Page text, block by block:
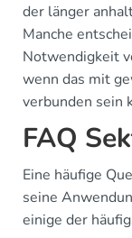
der länger
Manche
Notwendigkeit
wenn das mit
verbunden sein
FAQ
Eine häufige
seine
einige der